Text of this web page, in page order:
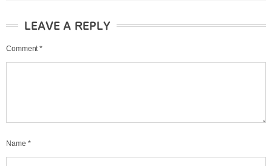
LEAVE A REPLY
Comment *
Name *